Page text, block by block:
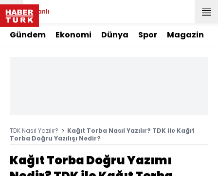
Canlı
Gündem Ekonomi Dünya Spor Magazin
TDK Nasıl Yazılır?
Kağıt Torba Nasıl Yazılır? TDK ile Kağıt
Torba Doğru Yazılışı Nedir?
Kağıt Torba Doğru Yazımı